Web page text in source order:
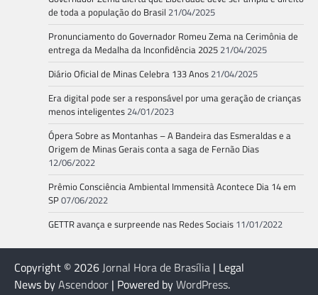
de toda a população do Brasil 21/04/2025
Pronunciamento do Governador Romeu Zema na Cerimônia de
entrega da Medalha da Inconfidência 2025 21/04/2025
Diário Oficial de Minas Celebra 133 Anos 21/04/2025
Era digital pode ser a responsável por uma geração de crianças
menos inteligentes 24/01/2023
Ópera Sobre as Montanhas – A Bandeira das Esmeraldas e a
Origem de Minas Gerais conta a saga de Fernão Dias
12/06/2022
Prêmio Consciência Ambiental Immensità Acontece Dia 14 em
SP07/06/2022
GETTR avança e surpreende nas Redes Sociais 11/01/2022
Copyright © 2026Jornal Hora de Brasília | Legal
News byAscendoor | Powered byWordPress.